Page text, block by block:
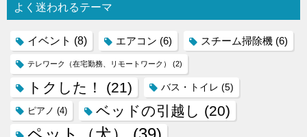
よく迷われるテーマ
イベント (8) エアコン (6) スチーム掃除機 (6)
テレワーク（在宅勤務、リモートワーク） (2)
トクした！ (21) バス・トイレ (5)
ピアノ (4) ベッドの引越し (20)